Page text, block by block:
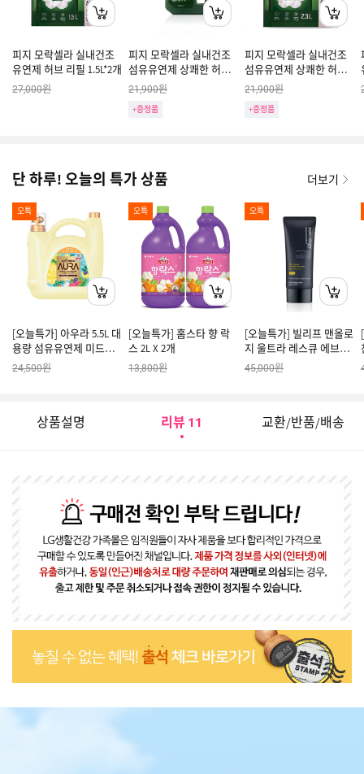
피지 모락셀라 실내건조
유연제 허브 리필 1.5L*2개
27,000원
피지 모락셀라 실내건조
섬유유연제 상쾌한 허브
향 용기 2L
21,900원
+증정품
피지 모락셀라 실내건조
섬유유연제 상쾌한 허브
향 리필 2.3L
21,900원
+증정품
단 하루! 오늘의 특가 상품 더보기
오특
[오늘특가] 아우라 5.5L 대
용량 섬유유연제 미드나
잇골드
24,500원
오특
[오늘특가] 홈스타 향 락
스 2L X 2개
13,800원
오특
[오늘특가] 빌리프 맨올로
지 울트라 레스큐 에브리
데이 선스크린
45,000원
상품설명 리뷰 11 교환/반품/배송